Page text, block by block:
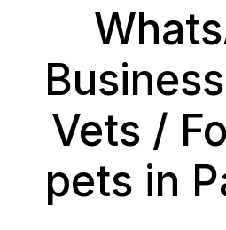
Vets /
pets in